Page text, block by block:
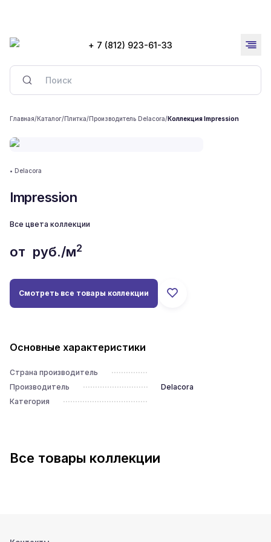
+ 7 (812) 923-61-33
Главная/Каталог/Плитка/Производитель Delacora/Коллекция Impression
• Delacora
Impression
Все цвета коллекции
от руб./м2
Смотреть все товары коллекции
Основные характеристики
Страна производитель
Производитель
Delacora
Категория
Все товары коллекции